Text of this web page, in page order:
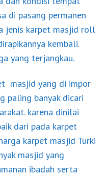
di pasang permanen
jenis karpet masjid roll
kembali.
yang terjangkau.
masjid yang di impor
paling banyak dicari
karena dinilai
dari pada karpet
karpet masjid Turki
masjid yang
ibadah serta